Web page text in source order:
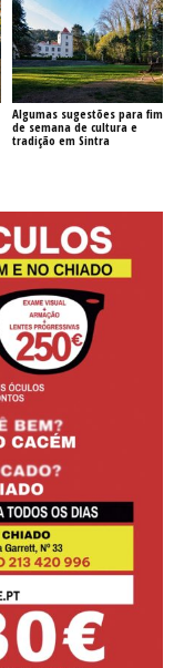
Algumas sugestões para fim
de semana de cultura e
tradição em Sintra